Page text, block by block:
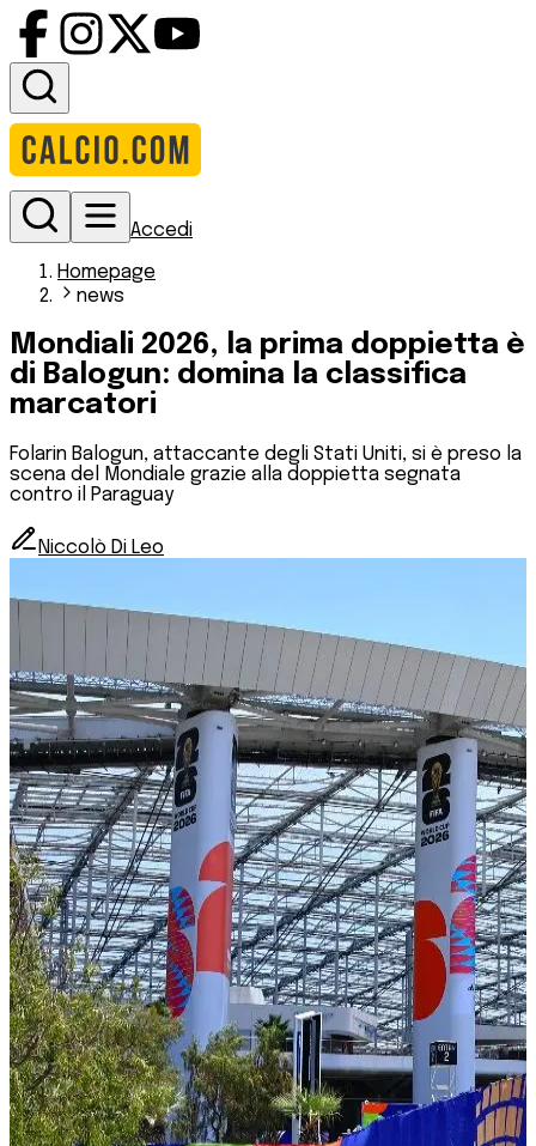
Accedi
Homepage
news
Mondiali 2026, la prima doppietta è
di Balogun: domina la classifica
marcatori
Folarin Balogun, attaccante degli Stati Uniti, si è preso la
scena del Mondiale grazie alla doppietta segnata
contro il Paraguay
Niccolò Di Leo